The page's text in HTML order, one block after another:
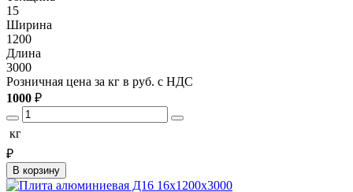
15
Ширина
1200
Длина
3000
Розничная цена за кг в руб. с НДС
1000 ₽
кг
₽
В корзину